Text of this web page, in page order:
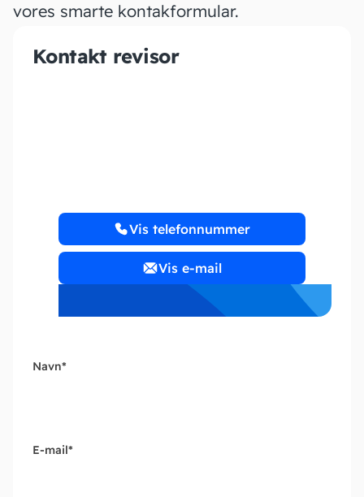
vores smarte kontakformular.
Kontakt revisor
Vis telefonnummer
Vis e-mail
Navn*
E-mail*